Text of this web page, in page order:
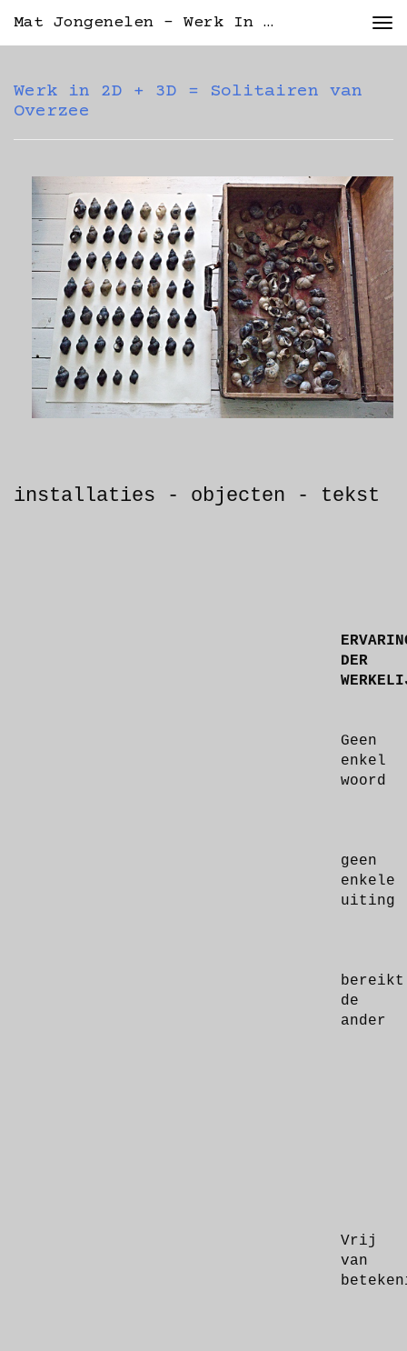
Mat Jongenelen - Werk In 2D + 3D = Solitairen Van Overzee
Werk in 2D + 3D = Solitairen van
Overzee
installaties - objecten - tekst
DER
Geen
enkel
woord
geen
enkele
uiting
bereikt
de
ander
Vrij
van